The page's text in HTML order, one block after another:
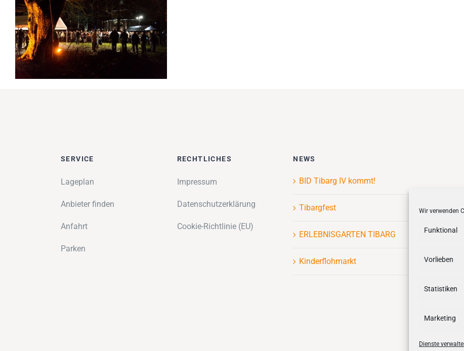
Wir verwenden
Funktional
Vorlieben
Statistiken
Marketing
Dienste
SERVICE
Lageplan
Anbieter finden
Anfahrt
Parken
RECHTLICHES
Impressum
Datenschutzerklärung
Cookie-Richtlinie (EU)
NEWS
BID Tibarg IV kommt!
Tibargfest
ERLEBNISGARTEN TIBARG
Kinderflohmarkt